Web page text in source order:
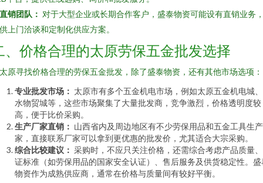
直销团队： 对于大型企业或长期合作客户，盛泰物资可能设有直销业务
上门洽谈和定制化供应方案。
、价格合理的太原劳保五金批发选择
原寻找价格合理的劳保五金批发，除了盛泰物资，还有其他市场选项：
专业批发市场： 太原市有多个五金机电市场，例如太原五金机电城
水物贸城等，这些市场聚集了大量批发商，竞争激烈，价格透明度较
高，便于比价采购。
生产厂家直销： 山西省内及周边地区有不少劳保用品和五金工具生
家，直接联系厂家可以拿到更优惠的批发价，尤其适合大宗采购。
综合比较建议： 采购时，不应只关注价格，还需综合考虑产品质量
证标准（如劳保用品的国家安全认证）、售后服务及供货稳定性。盛
物资作为成熟供应商，通常在价格与质量间有较好平衡。